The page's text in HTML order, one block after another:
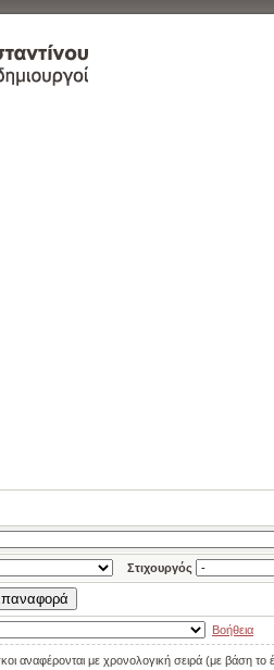
Στιχουργός
Βοήθεια
αναφέρονται με χρονολογική σειρά (με βάση